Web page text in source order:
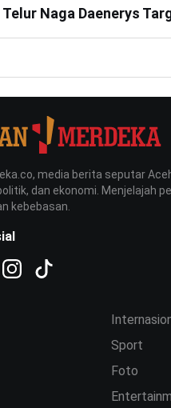
Telur Naga Daenerys
media berita seputar
dan ekonomi. Menjelajah
kebebasan.
Sport
Foto